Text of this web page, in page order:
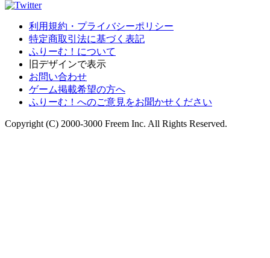
利用規約・プライバシーポリシー
特定商取引法に基づく表記
ふりーむ！について
旧デザインで表示
お問い合わせ
ゲーム掲載希望の方へ
ふりーむ！へのご意見をお聞かせください
Copyright (C) 2000-3000 Freem Inc. All Rights Reserved.